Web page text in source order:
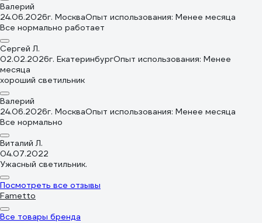
Валерий
24.06.2026г. МоскваОпыт использования: Менее месяца
Все нормально работает
Сергей Л.
02.02.2026г. ЕкатеринбургОпыт использования: Менее
месяца
хороший светильник
Валерий
24.06.2026г. МоскваОпыт использования: Менее месяца
Все нормально
Виталий Л.
04.07.2022
Ужасный светильник.
Посмотреть все отзывы
Fametto
Все товары бренда